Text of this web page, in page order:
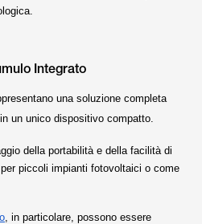
Integrato
una soluzione completa
un unico dispositivo compatto.
della portabilità e della facilità di
piccoli impianti fotovoltaici o come
, in particolare, possono essere